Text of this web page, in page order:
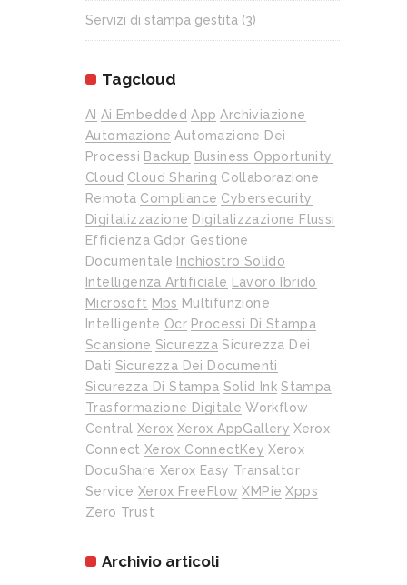
Servizi di stampa gestita (3)
Tagcloud
AI Ai Embedded App Archiviazione
Automazione Automazione Dei
Processi Backup Business Opportunity
Cloud Cloud Sharing Collaborazione
Remota Compliance Cybersecurity
Digitalizzazione Digitalizzazione Flussi
Efficienza Gdpr Gestione
Documentale
Inchiostro Solido
Intelligenza Artificiale
Lavoro Ibrido
Microsoft Mps Multifunzione
Intelligente Ocr Processi Di Stampa
Scansione Sicurezza Sicurezza Dei
Dati Sicurezza Dei Documenti
Sicurezza Di Stampa Solid Ink Stampa
Trasformazione Digitale Workflow
Central
Xerox Xerox AppGallery Xerox
Connect Xerox ConnectKey Xerox
DocuShare Xerox Easy Transaltor
Service Xerox FreeFlow XMPie Xpps
Zero Trust
Archivio articoli